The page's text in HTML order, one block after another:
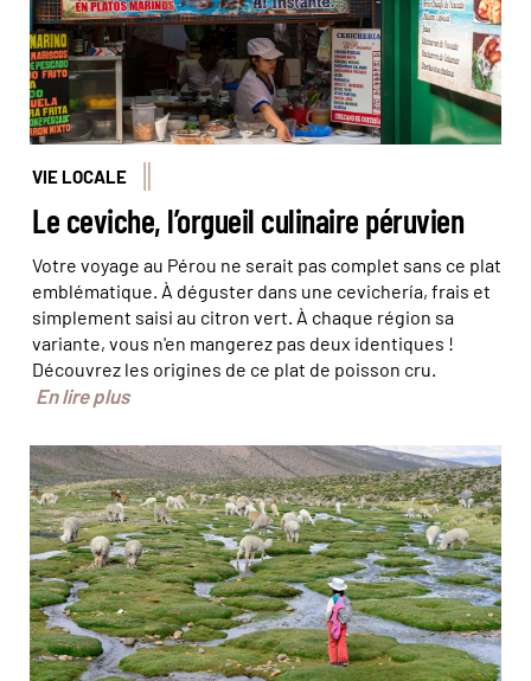
VIE LOCALE
Le ceviche, l’orgueil culinaire péruvien
Votre voyage au Pérou ne serait pas complet sans ce plat
emblématique. À déguster dans une cevichería, frais et
simplement saisi au citron vert. À chaque région sa
variante, vous n'en mangerez pas deux identiques !
Découvrez les origines de ce plat de poisson cru.
En lire plus
© Hervé Hugues/Hemis